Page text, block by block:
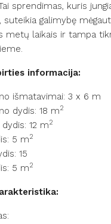
sprendimas, kuris
galimybę
metų laikais ir tampa
informacija:
išmatavimai: 3 x 6 m
dydis: 18 m2
12 m2
5 m2
15
5 m2